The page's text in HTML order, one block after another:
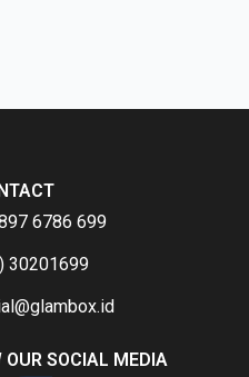
6786 699
30201699
OUR SOCIAL MEDIA